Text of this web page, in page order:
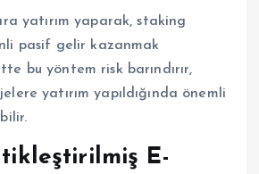
yatırım yaparak, staking
pasif gelir kazanmak
bu yöntem risk barındırır,
yatırım yapıldığında önemli
E-